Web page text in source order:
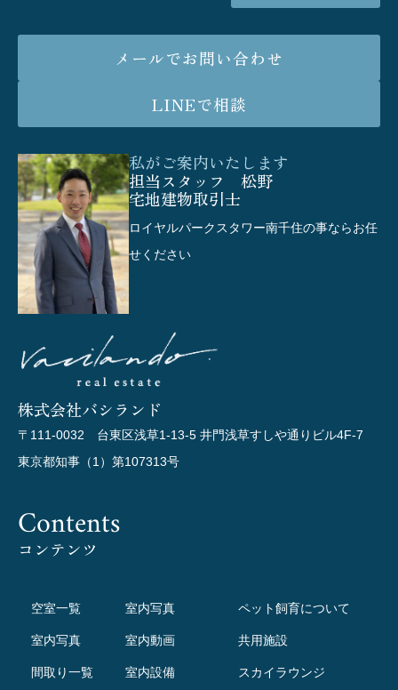
メールでお問い合わせ
LINEで相談
私がご案内いたします
担当スタッフ 松野
宅地建物取引士
ロイヤルパークスタワー南千住の事ならお任
せください
株式会社バシランド
〒111-0032 台東区浅草1-13-5 井門浅草すしや通りビル4F-7
東京都知事（1）第107313号
Contents
コンテンツ
空室一覧
室内写真
間取り一覧
室内写真
室内動画
室内設備
ペット飼育について
共用施設
スカイラウンジ